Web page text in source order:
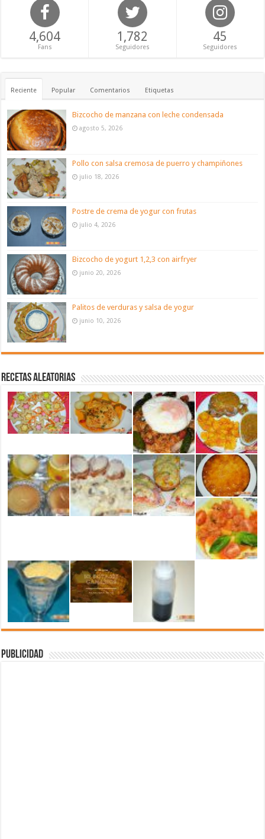
4,604
Fans
1,782
Seguidores
45
Seguidores
Reciente Popular Comentarios Etiquetas
Bizcocho de manzana con leche condensada
agosto 5, 2026
Pollo con salsa cremosa de puerro y champiñones
julio 18, 2026
Postre de crema de yogur con frutas
julio 4, 2026
Bizcocho de yogurt 1,2,3 con airfryer
junio 20, 2026
Palitos de verduras y salsa de yogur
junio 10, 2026
Recetas aleatorias
Publicidad